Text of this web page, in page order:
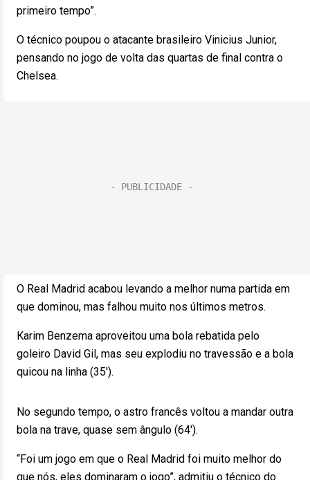
primeiro tempo”.
O técnico poupou o atacante brasileiro Vinicius Junior,
pensando no jogo de volta das quartas de final contra o
Chelsea.
O Real Madrid acabou levando a melhor numa partida em
que dominou, mas falhou muito nos últimos metros.
Karim Benzema aproveitou uma bola rebatida pelo
goleiro David Gil, mas seu explodiu no travessão e a bola
quicou na linha (35′).
No segundo tempo, o astro francês voltou a mandar outra
bola na trave, quase sem ângulo (64′).
“Foi um jogo em que o Real Madrid foi muito melhor do
que nós, eles dominaram o jogo”, admitiu o técnico do